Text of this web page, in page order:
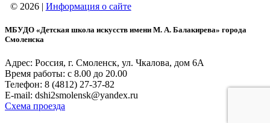
© 2026 | Информация о сайте
МБУДО «Детская школа искусств имени М. А. Балакирева» города
Смоленска
Адрес: Россия, г. Смоленск, ул. Чкалова, дом 6А
Время работы: с 8.00 до 20.00
Телефон: 8 (4812) 27-37-82
E-mail: dshi2smolensk@yandex.ru
Схема проезда